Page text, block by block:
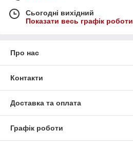
Сьогодні вихідний
Показати весь графік роботи
Про нас
Контакти
Доставка та оплата
Графік роботи